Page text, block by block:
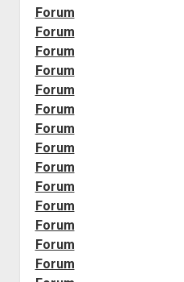
Forum
Forum
Forum
Forum
Forum
Forum
Forum
Forum
Forum
Forum
Forum
Forum
Forum
Forum